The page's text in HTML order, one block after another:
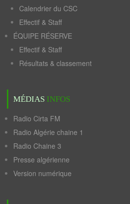
Calendrier du CSC
Effectif & Staff
ÉQUIPE RÉSERVE
Effectif & Staff
Résultats & classement
MÉDIAS INFOS
Radio Cirta FM
Radio Algérie chaine 1
Radio Chaine 3
Presse algérienne
Version numérique